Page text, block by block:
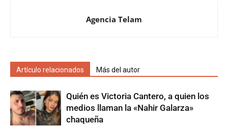
Agencia Telam
Artículo relacionados Más del autor
Quién es Victoria Cantero, a quien los
medios llaman la «Nahir Galarza»
chaqueña